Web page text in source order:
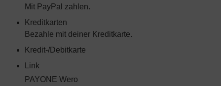
Mit PayPal zahlen.
Kreditkarten
Bezahle mit deiner Kreditkarte.
Kredit-/Debitkarte
Link
PAYONE Wero